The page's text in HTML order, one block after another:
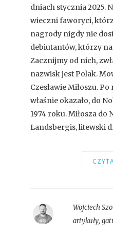
dniach stycznia 2025.
wieczni faworyci,
nagrody nigdy nie
debiutantów, którzy
Zacznijmy od nich,
nazwisk jest Polak.
Czesławie Miłoszu.
właśnie okazało, do
1974 roku. Miłosza do
Landsbergis, litewski
Wojciech
artykuły,